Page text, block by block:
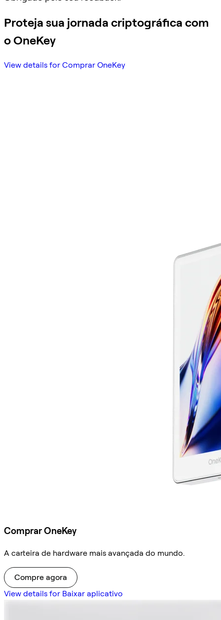
Proteja sua jornada criptográfica com
o OneKey
View details for Comprar OneKey
Comprar OneKey
A carteira de hardware mais avançada do mundo.
Compre agora
View details for Baixar aplicativo